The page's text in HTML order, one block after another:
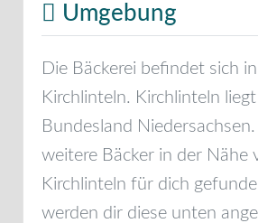
Umgebung
Die Bäckerei befindet sich in
Kirchlinteln. Kirchlinteln
Bundesland Niedersachsen
weitere Bäcker in der Nähe
Kirchlinteln für dich
werden dir diese unten